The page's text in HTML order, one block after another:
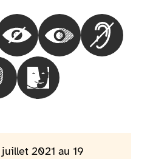
personnes en fauteuil roulant
le besoinLes personnes
Choisir le besoinLes
Choisir le besoinLes
Choisir le
le besoinLes personnes
Choisir le besoinLes
juillet 2021 au 19